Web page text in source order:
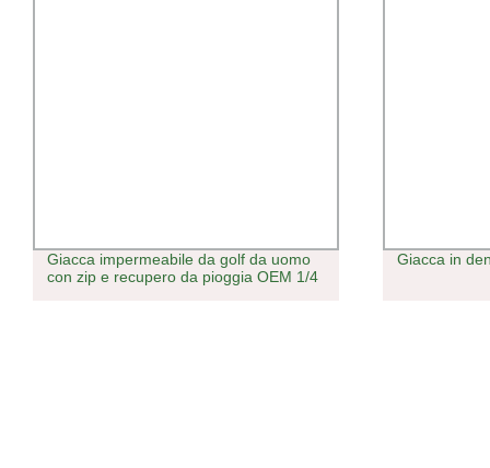
Giacca impermeabile da golf da uomo
con zip e recupero da pioggia OEM 1/4
Giacca in